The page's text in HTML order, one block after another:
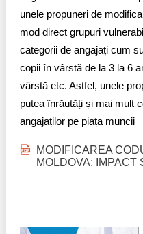
unele propuneri de
mod direct grupuri
categorii de angajați cum
copii în vârstă de la 3 la 6
vârstă etc. Astfel, unele
putea înrăutăți și mai mult
angajaților pe piața muncii
MODIFICAREA
MOLDOVA: IMPACT